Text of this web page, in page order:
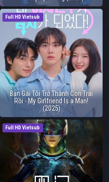
Full HD Vietsub
Bạn Gái Tôi Trở Thành Con Trai
Rồi - My Girlfriend Is a Man!
(2025)
Full HD Vietsub